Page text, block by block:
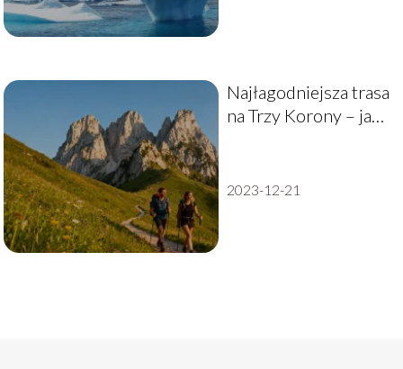
Najłagodniejsza trasa
na Trzy Korony – jak
2023-12-21